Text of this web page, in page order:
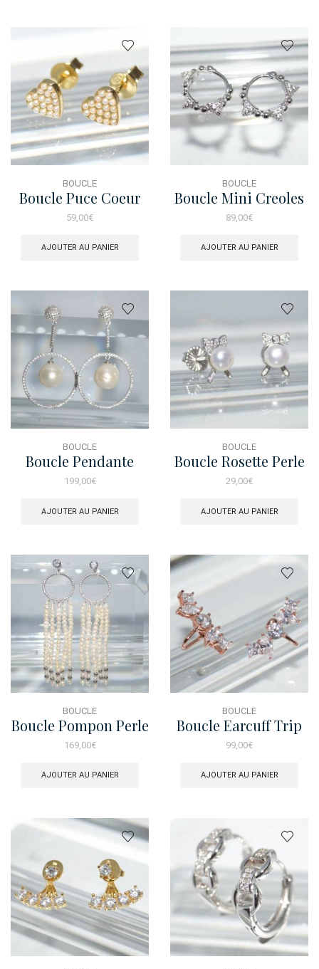
BOUCLE
Boucle Puce Coeur
Dore Perle
59,00€
AJOUTER AU PANIER
BOUCLE
Boucle Mini Creoles
Spike
89,00€
AJOUTER AU PANIER
BOUCLE
Boucle Pendante
Cercle Perle
199,00€
AJOUTER AU PANIER
BOUCLE
Boucle Rosette Perle
29,00€
AJOUTER AU PANIER
BOUCLE
Boucle Pompon Perle
Cercle
169,00€
AJOUTER AU PANIER
BOUCLE
Boucle Earcuff Trip
Rose
99,00€
AJOUTER AU PANIER